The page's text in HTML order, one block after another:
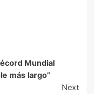
Mundial
más largo”
Next